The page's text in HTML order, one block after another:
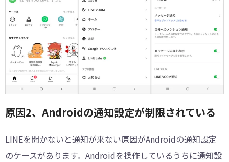
原因2、Androidの通知設定が制限されている
LINEを開かないと通知が来ない原因がAndroidの通知設定
のケースがあります。Androidを操作しているうちに通知設